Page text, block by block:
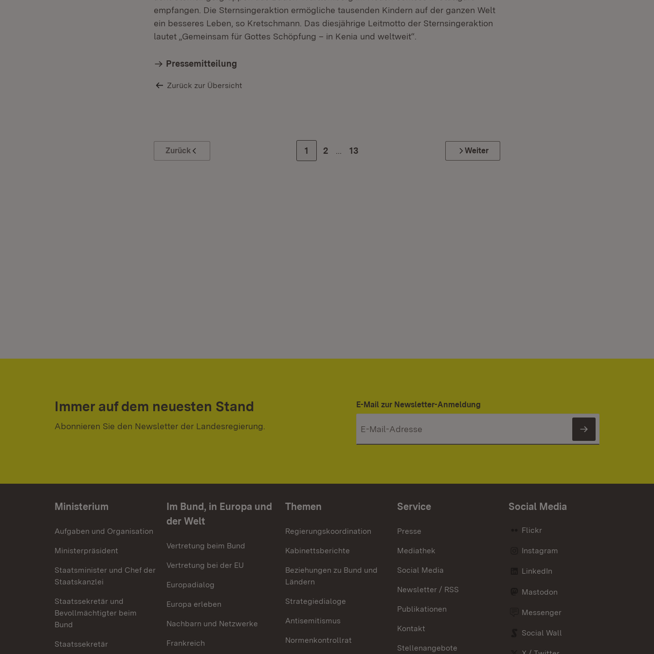
empfangen. Die Sternsingeraktion ermögliche tausenden Kindern auf der ganzen Welt
ein besseres Leben, so Kretschmann. Das diesjährige Leitmotto der Sternsingeraktion
lautet „Gemeinsam für Gottes Schöpfung – in Kenia und weltweit“.
Pressemitteilung
Zurück zur Übersicht
Zurück Zur Seite
1 Zur Seite
2 Zur letzten Seite
13 Weiter
Immer auf dem neuesten Stand
Abonnieren Sie den Newsletter der Landesregierung.
E-Mail zur Newsletter-Anmeldung
Newsletter
Ministerium
Aufgaben und Organisation
Ministerpräsident
Staatsminister und Chef der
Staatskanzlei
Staatssekretär und
Bevollmächtigter beim
Bund
Staatssekretär
Im Bund, in Europa und
der Welt
Vertretung beim Bund
Vertretung bei der EU
Europadialog
Europa erleben
Nachbarn und Netzwerke
Frankreich
Themen
Regierungskoordination
Kabinettsberichte
Beziehungen zu Bund und
Ländern
Strategiedialoge
Antisemitismus
Normenkontrollrat
Service
Presse
Mediathek
Social Media
Newsletter / RSS
Publikationen
Kontakt
Stellenangebote
Social Media
Flickr
Instagram
LinkedIn
Mastodon
Messenger
Social Wall